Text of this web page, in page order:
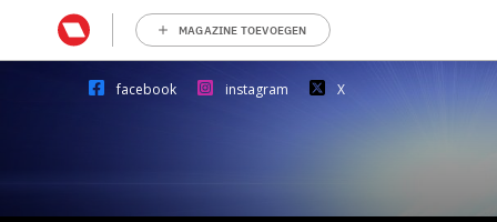
MAGAZINE TOEVOEGEN
facebook instagram X